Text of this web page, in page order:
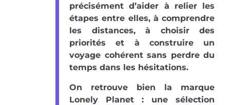
précisément d’aider à relier les
étapes entre elles, à comprendre
les distances, à choisir des
priorités et à construire un
voyage cohérent sans perdre du
temps dans les hésitations.
On retrouve bien la marque
Lonely Planet : une sélection